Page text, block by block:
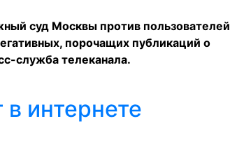
суд Москвы против пользователей
порочащих публикаций о
служба телеканала.
интернете